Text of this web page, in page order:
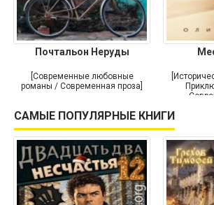
Почтальон Неруды
[Современные любовные
романы / Современная проза]
САМЫЕ ПОПУЛЯРНЫЕ КНИГИ